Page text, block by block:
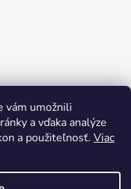
vám umožnili
a vďaka analýze
a použiteľnosť. Viac